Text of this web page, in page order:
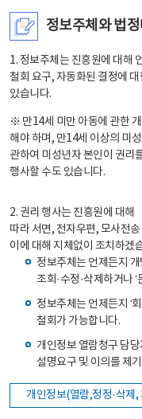
정보주체와 법
1. 정보주체는 진흥원에 대해
철회 요구, 자동화된 결정에
있습니다.
※ 만14세 미만 아동에 관한
해야 하며, 만14세 이상의 미
관하여 미성년자 본인이 권리
행사할 수도 있습니다.
2. 권리 행사는 진흥원에 대해
따라 서면, 전자우편, 모사전
이에 대해 지체없이 조치하겠
정보주체는 언제든지 개
조회·수정·삭제하거나
정보주체는 언제든지 ‘
철회가 가능합니다.
개인정보 열람청구 담
설명요구 및 이의를 제
개인정보(열람,정정·삭제